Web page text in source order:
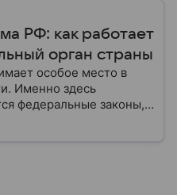
РФ: как работает
орган страны
особое место в
Именно здесь
федеральные законы,
экономики и
какие